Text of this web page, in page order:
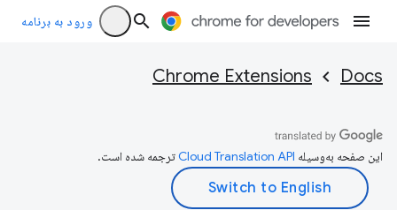
ورود به برنامه
Docs
Chrome Extensions
این صفحه به‌وسیله ترجمه شده است.